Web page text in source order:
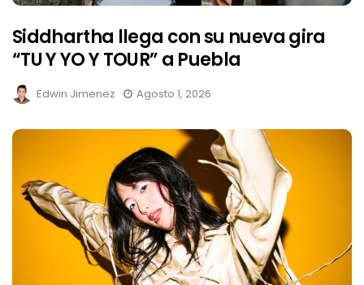
Siddhartha llega con su nueva gira
“TU Y YO Y TOUR” a Puebla
Edwin Jimenez Agosto 1, 2026